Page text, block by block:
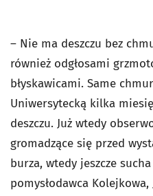
– Nie ma deszczu bez
również odgłosami
błyskawicami. Same
Uniwersytecką kilka
deszczu. Już wtedy
gromadzące się przed
burza, wtedy jeszcze
pomysłodawca Kolejkowa,